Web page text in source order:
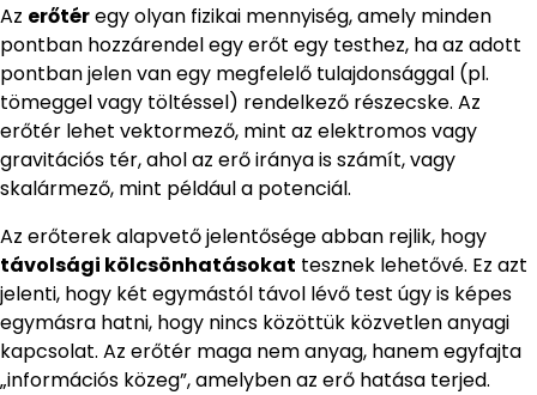
Az erőtéregy olyan fizikai mennyiség, amely minden
pontban hozzárendel egy erőt egy testhez, ha az adott
pontban jelen van egy megfelelő tulajdonsággal (pl.
tömeggel vagy töltéssel) rendelkező részecske. Az
erőtér lehet vektormező, mint az elektromos vagy
gravitációs tér, ahol az erő iránya is számít, vagy
skalármező, mint például a potenciál.
Az erőterek alapvető jelentősége abban rejlik, hogy
távolsági kölcsönhatásokat tesznek lehetővé. Ez azt
jelenti, hogy két egymástól távol lévő test úgy is képes
egymásra hatni, hogy nincs közöttük közvetlen anyagi
kapcsolat. Az erőtér maga nem anyag, hanem egyfajta
„információs közeg”, amelyben az erő hatása terjed.